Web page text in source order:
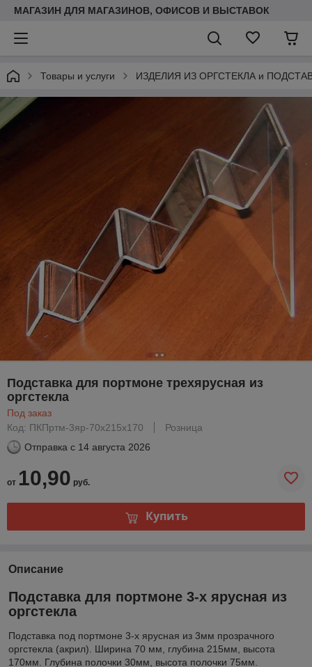
МАГАЗИН ДЛЯ МАГАЗИНОВ, ОФИСОВ И ВЫСТАВОК
Товары и услуги ИЗДЕЛИЯ ИЗ ОРГСТЕКЛА и
Подставка для портмоне трехярусная из
оргстекла
Под заказ
Код: ПКПртм-3яр-70х215х170
Розница
Отправка с 14 августа 2026
от 10,90 руб.
Купить
Описание
Подставка для портмоне 3-х ярусная из
оргстекла
Подставка под портмоне 3-х ярусная из 3мм прозрачного
оргстекла (акрил). Ширина 70 мм, глубина 215мм, высота
170мм. Глубина полочки 30мм, высота полочки 75мм.